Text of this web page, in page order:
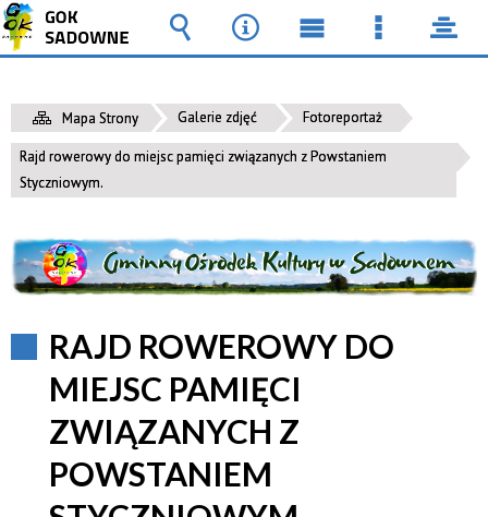
Mapa Strony Galerie zdjęć Fotoreportaż
Rajd rowerowy do miejsc pamięci związanych z Powstaniem
Styczniowym.
RAJD ROWEROWY DO
MIEJSC PAMIĘCI
ZWIĄZANYCH Z
POWSTANIEM
Wyszukiwarka
Narzędzia
MenuMenu